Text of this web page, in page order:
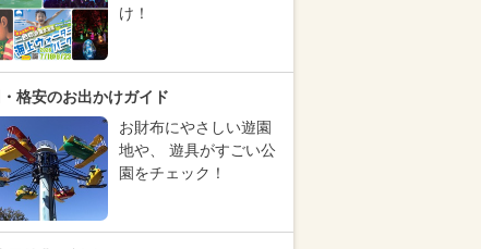
け！
格安のお出かけガイド
お財布にやさしい遊園
地や、 遊具がすごい公
園をチェック！